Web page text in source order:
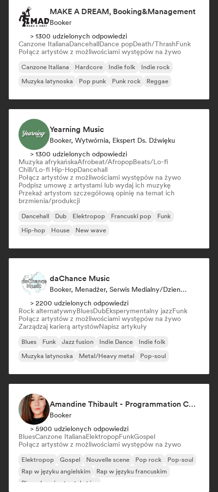
MAKE A DREAM, Booking&Management
Booker
> 1300 udzielonych odpowiedzi
Canzone ItalianaDancehallDance popDeath/ThrashFunk
Połącz artystów z możliwościami występów na żywo
Canzone Italiana Hardcore Indie folk
Indie rock
Muzyka latynoska
Pop punk Punk rock Reggae
Yearning Music
Booker, Wytwórnia, Ekspert Ds. Dźwięku
> 1300 udzielonych odpowiedzi
Muzyka afrykańskaAfrobeat/AfropopBeats/Lo-fi
Chill/Lo-fi Hip-HopDancehall
Połącz artystów z możliwościami występów na żywo
Podpisz umowę z artystami lub wydaj ich muzykę
Przekaż artystom szczegółową opinię na temat ich
brzmienia/produkcji
Dancehall Dub Elektropop Francuski pop
Funk
Hip-hop
House New wave
daChance Music
Booker, Menadżer, Serwis Medialny/Dziennikarz
> 2200 udzielonych odpowiedzi
Rock alternatywnyBluesDubEksperymentalny jazzFunk
Połącz artystów z możliwościami występów na żywo
Zarządzaj karierą artystówNapisz artykuły
Blues Funk Jazz fusion Indie Dance
Indie folk
Muzyka latynoska
Metal/Heavy metal Pop-soul
Amandine Thibault - Programmation Concerts SMAC IDF, Booking, Management
Booker
> 5900 udzielonych odpowiedzi
BluesCanzone ItalianaElektropopFunkGospel
Połącz artystów z możliwościami występów na żywo
Elektropop Gospel Nouvelle scene Pop rock
Pop-soul
Rap w języku angielskim
Rap w języku francuskim
Piosenkarz i autor tekstów